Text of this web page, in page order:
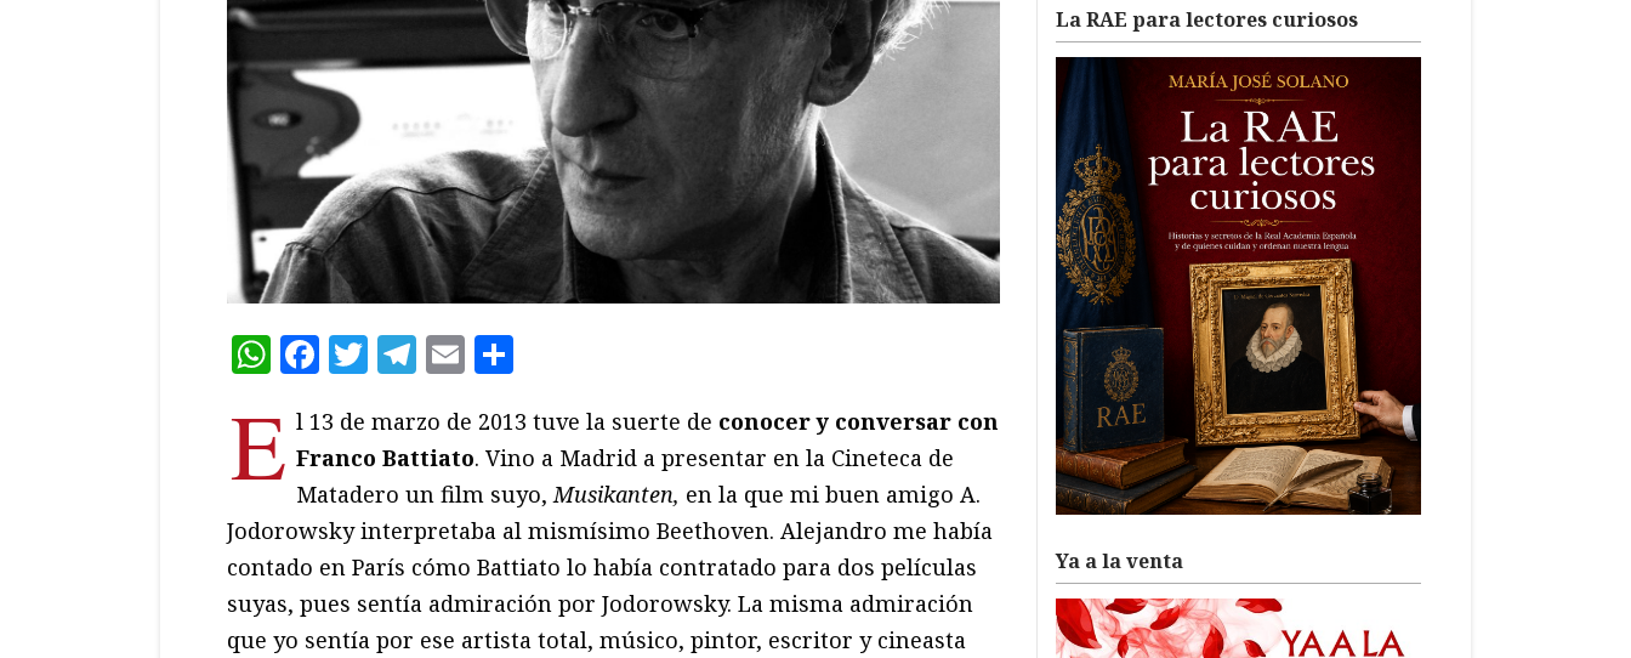
WhatsApp
Facebook
Twitter
Telegram
Email
E l 13 de marzo de 2013 tuve la suerte de conocer y conversar con
Franco Battiato. Vino a Madrid a presentar en la Cineteca de
Matadero un film suyo,Musikanten, en la que mi buen amigo A.
Jodorowsky interpretaba al mismísimo Beethoven. Alejandro me había
contado en París cómo Battiato lo había contratado para dos películas
suyas, pues sentía admiración por Jodorowsky. La misma admiración
que yo sentía por ese artista total, músico, pintor, escritor y cineasta
La RAE para lectores curiosos
Ya a la venta